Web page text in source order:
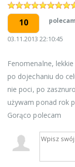
10 polecam
03.11.2013 22:10:45
Fenomenalne,
po dojechaniu do
nie poci, po
używam ponad rok
Gorąco polecam